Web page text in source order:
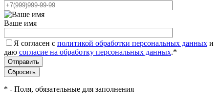
Ваше имя
Я согласен с политикой обработки персональных данных и
даю согласие на обработку персональных данных.*
* - Поля, обязательные для заполнения